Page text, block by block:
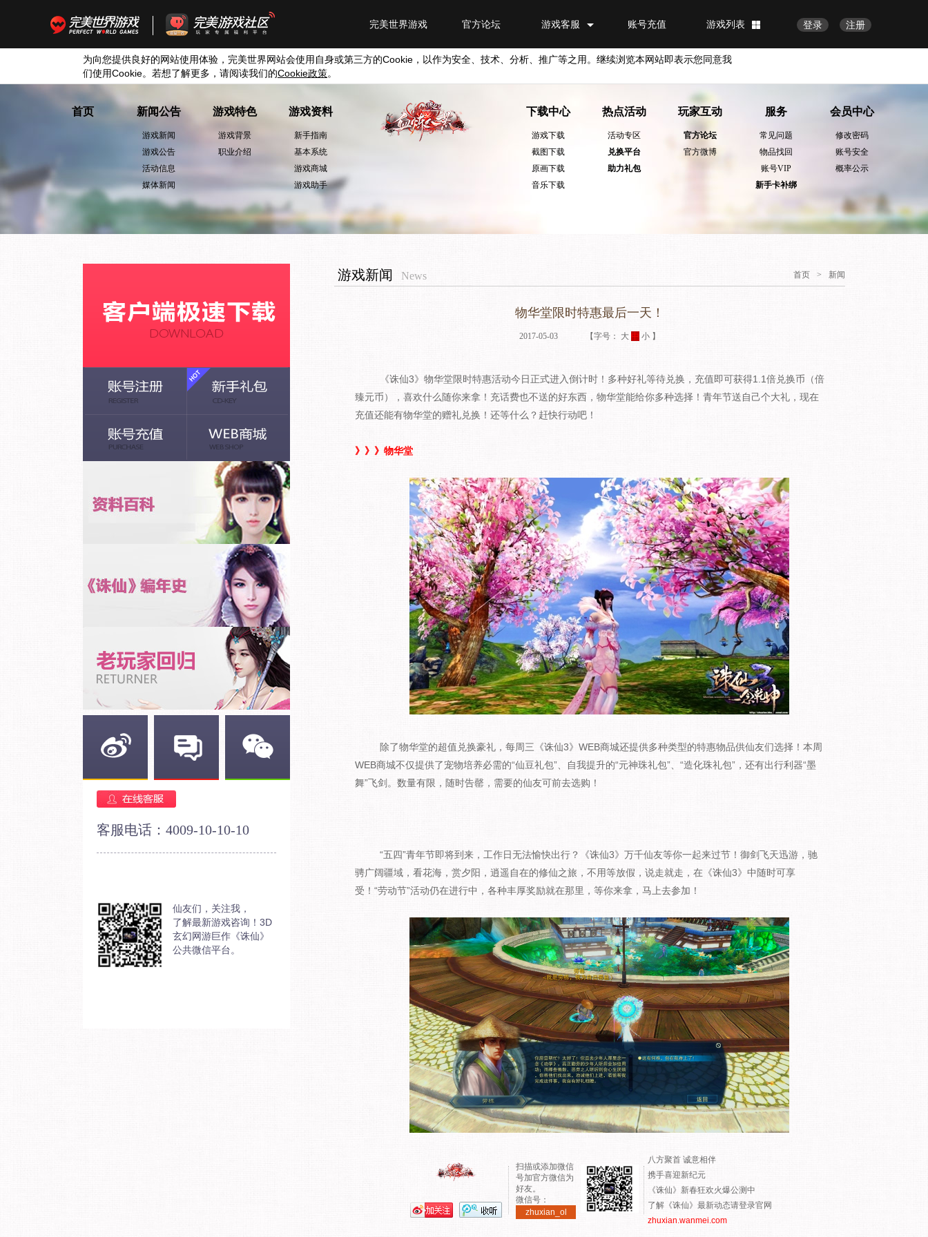
注册
登录
游戏列表
账号充值
游戏客服
官方论坛
完美世界游戏
为向您提供良好的网站使用体验，完美世界网站会使用自身或第三方的Cookie ，以作为安全、技术、分析、推广等之用。继续浏览本网站即表示您同意我
们使用Cookie。若想了解更多，请阅读我们的Cookie政策。
首页 新闻公告
游戏新闻
游戏公告
活动信息
媒体新闻
游戏特色
游戏背景
职业介绍
游戏资料
新手指南
基本系统
游戏商城
游戏助手
下载中心
游戏下载
截图下载
原画下载
音乐下载
热点活动
活动专区
兑换平台
助力礼包
玩家互动
官方论坛
官方微博
服务
常见问题
物品找回
账号VIP
新手卡补绑
会员中心
修改密码
账号安全
概率公示
客服电话：4009-10-10-10
仙友们，关注我，
了解最新游戏咨询！3D
玄幻网游巨作《诛仙》
公共微信平台。
首页 > 新闻
游戏新闻 News
物华堂限时特惠最后一天！
2017-05-03 【字号： 大 中 小 】
《诛仙3》物华堂限时特惠活动今日正式进入倒计时！多种好礼等待兑换，充值即可获得1.1倍兑换币（倍
臻元币），喜欢什么随你来拿！充话费也不送的好东西，物华堂能给你多种选择！青年节送自己个大礼，现在
充值还能有物华堂的赠礼兑换！还等什么？赶快行动吧！
》》》物华堂
除了物华堂的超值兑换豪礼，每周三《诛仙3》WEB商城还提供多种类型的特惠物品供仙友们选择！本周
WEB商城不仅提供了宠物培养必需的“仙豆礼包”、自我提升的“元神珠礼包”、“造化珠礼包”，还有出行利器“墨
舞”飞剑。数量有限，随时告罄，需要的仙友可前去选购！
“五四”青年节即将到来，工作日无法愉快出行？《诛仙3》万千仙友等你一起来过节！御剑飞天迅游，驰
骋广阔疆域，看花海，赏夕阳，逍遥自在的修仙之旅，不用等放假，说走就走，在《诛仙3》中随时可享
受！“劳动节”活动仍在进行中，各种丰厚奖励就在那里，等你来拿，马上去参加！
扫描或添加微信
号加官方微信为
好友。
微信号：
zhuxian_ol
八方聚首 诚意相伴
携手喜迎新纪元
《诛仙》新春狂欢火爆公测中
了解《诛仙》最新动态请登录官网
zhuxian.wanmei.com